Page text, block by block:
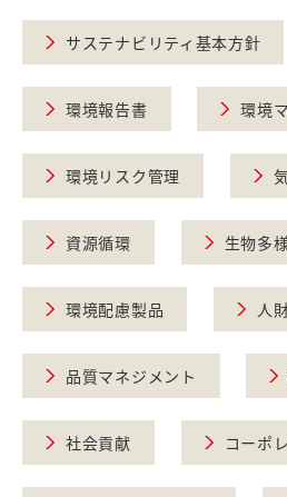
サステナビリティ基本方針
環境報告書 環境
環境リスク管理
資源循環 生物多
環境配慮製品 人
品質マネジメント
社会貢献 コーポ